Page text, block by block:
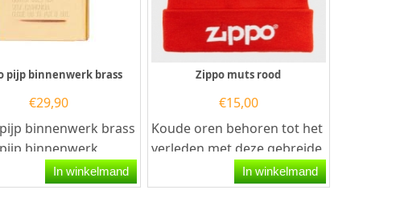
pijp binnenwerk brass
€29,90
binnenwerk brass
binnenwerk,
bedoeld voor het
van uw...
In winkelmand
Zippo muts rood
€15,00
Koude oren behoren tot het
verleden met deze gebreide
rode muts.Aan de voorzijde
is het...
In winkelmand